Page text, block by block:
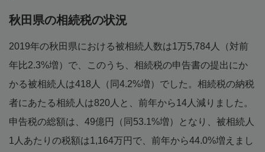
秋田県の相続税の状況
2019年の秋田県における被相続人数は1万5,784人（対前
年比2.3%増）で、このうち、相続税の申告書の提出にか
かる被相続人は418人（同4.2%増）でした。相続税の納税
者にあたる相続人は820人と、前年から14人減りました。
申告税の総額は、49億円（同53.1%増）となり、被相続人
1人あたりの税額は1,164万円で、前年から44.0%増えまし